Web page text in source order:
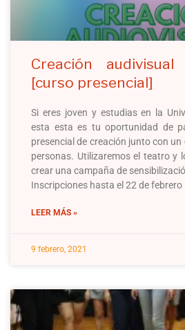
Creación audivisual
[curso presencial]
Si eres joven y estudias en la
esta esta es tu oportunidad de
presencial de creación junto con
personas. Utilizaremos el teatro y
crear una campaña de
Inscripciones hasta el 22 de febrero
LEER MÁS »
9 febrero, 2021